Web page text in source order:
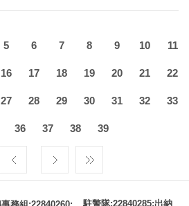
5 6 7 8 9 10 11
16 17 18 19 20 21 22
27 28 29 30 31 32 33
36 37 38 39
駐警隊:22840285;出納